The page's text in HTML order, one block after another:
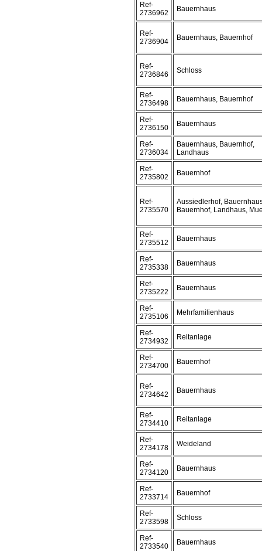
Ref-
2736962
Bauernhaus
Ref-
2736904
Bauernhaus, Bauernhof
Ref-
2736846
Schloss
Ref-
2736498
Bauernhaus, Bauernhof
Ref-
2736150
Bauernhaus
Ref-
2736034
Bauernhaus, Bauernhof,
Landhaus
Ref-
2735802
Bauernhof
Ref-
2735570
Aussiedlerhof,
Bauernhof, Landhaus,
Ref-
2735512
Bauernhaus
Ref-
2735338
Bauernhaus
Ref-
2735222
Bauernhaus
Ref-
2735106
Mehrfamilienhaus
Ref-
2734932
Reitanlage
Ref-
2734700
Bauernhof
Ref-
2734642
Bauernhaus
Ref-
2734410
Reitanlage
Ref-
2734178
Weideland
Ref-
2734120
Bauernhaus
Ref-
2733714
Bauernhof
Ref-
2733598
Schloss
Ref-
2733540
Bauernhaus